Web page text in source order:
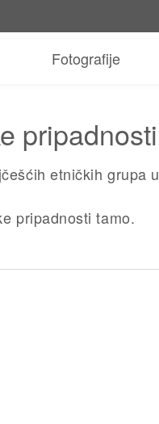
Fotografije
pripadnosti
etničkih grupa u
pripadnosti tamo.